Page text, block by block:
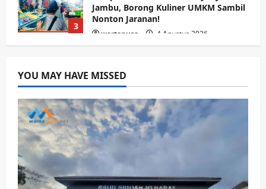
3
Jambu, Borong Kuliner UMKM Sambil
Nonton Jaranan!
wartanusa 4 Agustus 2026
4
Sinergi Permudah Perizinan, Wakaf,
hingga Hibah
wartanusa 4 Agustus 2026
5
Keagamaan Pemerintahan
Hadir di Pengajian Qurrota A’yun,
Wabup Sidoarjo Minta Doa Jamaah
Agar Tetap Amanah Memimpin
wartanusa 4 Agustus 2026
YOU MAY HAVE MISSED